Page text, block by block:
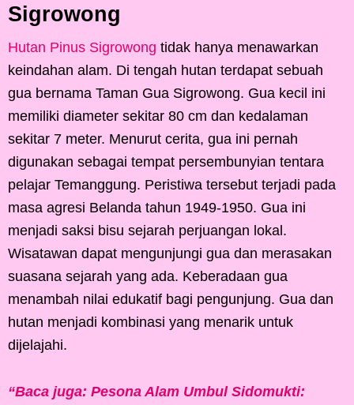
Sigrowong
Hutan Pinus Sigrowong tidak hanya menawarkan
keindahan alam. Di tengah hutan terdapat sebuah
gua bernama Taman Gua Sigrowong. Gua kecil ini
memiliki diameter sekitar 80 cm dan kedalaman
sekitar 7 meter. Menurut cerita, gua ini pernah
digunakan sebagai tempat persembunyian tentara
pelajar Temanggung. Peristiwa tersebut terjadi pada
masa agresi Belanda tahun 1949-1950. Gua ini
menjadi saksi bisu sejarah perjuangan lokal.
Wisatawan dapat mengunjungi gua dan merasakan
suasana sejarah yang ada. Keberadaan gua
menambah nilai edukatif bagi pengunjung. Gua dan
hutan menjadi kombinasi yang menarik untuk
dijelajahi.
“Baca juga: Pesona Alam Umbul Sidomukti: